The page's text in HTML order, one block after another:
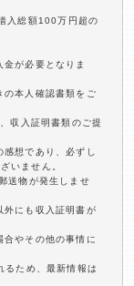
入総額100万円超の
が必要となりま
の本人確認書類をご
収入証明書類のご提
想であり、必ずし
いません。
送物が発生しませ
外にも収入証明書が
やその他の事情に
るため、最新情報は